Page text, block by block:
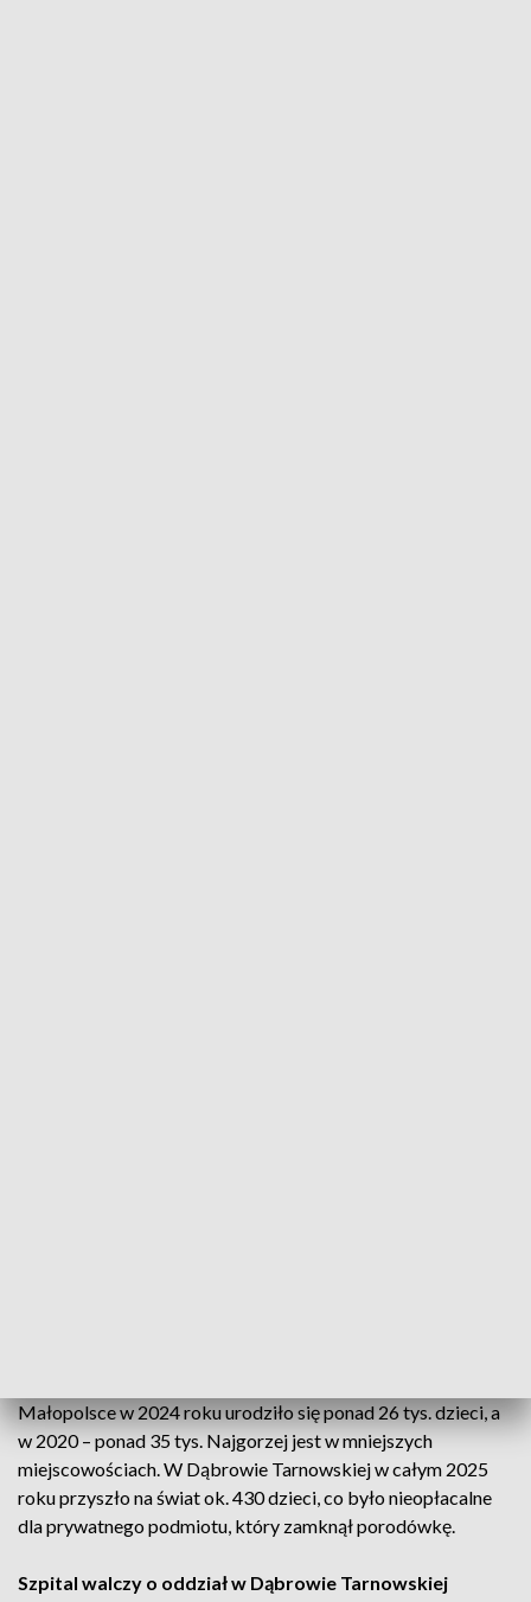
Małopolsce w 2024 roku urodziło się ponad 26 tys. dzieci, a
w 2020 – ponad 35 tys. Najgorzej jest w mniejszych
miejscowościach. W Dąbrowie Tarnowskiej w całym 2025
roku przyszło na świat ok. 430 dzieci, co było nieopłacalne
dla prywatnego podmiotu, który zamknął porodówkę.
Szpital walczy o oddział w Dąbrowie Tarnowskiej